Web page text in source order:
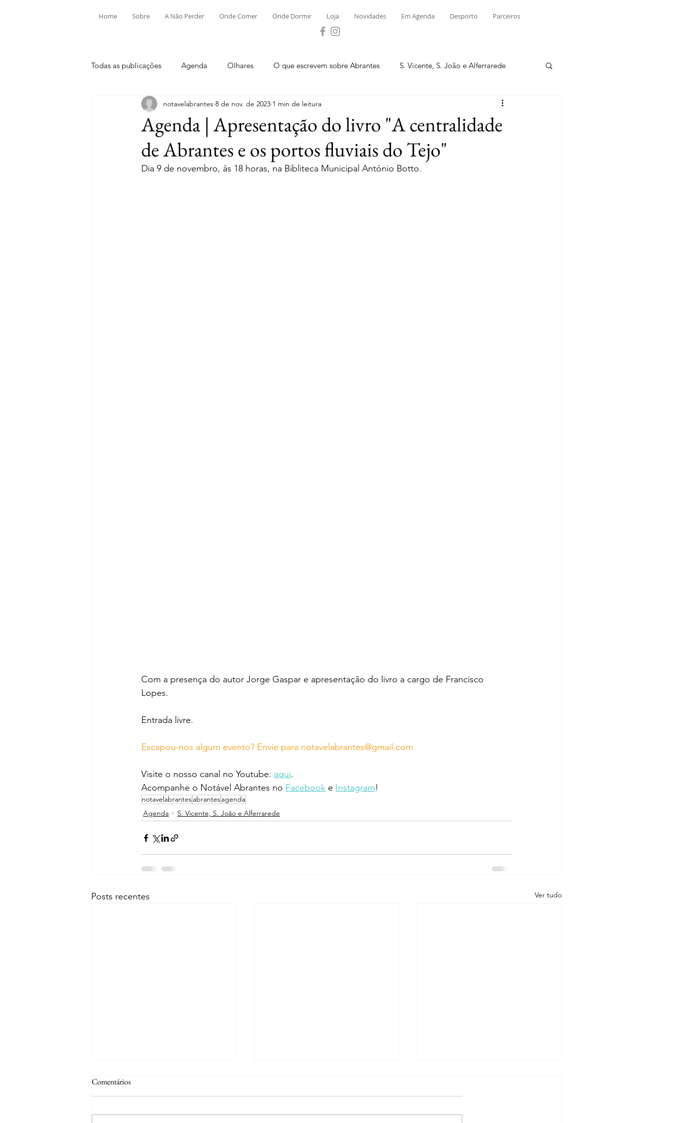
Home Sobre A Não Perder Onde Comer Onde Dormir Loja Novidades Em Agenda Desporto Parceiros
Todas as publicações Agenda Olhares O que escrevem sobre Abrantes S. Vicente, S. João e Alferrarede
Aldeia do Mato e Souto Alvega e Concavada Bemposta
Pego Rio de Moinhos S. Facundo e Vale das Mós S.M. Rio Torto e Rossio S. do Tejo
Agenda | Apresentação do livro "A centralidade
de Abrantes e os portos fluviais do Tejo"
notavelabrantes 8 de nov. de 2023 1 min de leitura
Dia 9 de novembro, às 18 horas, na Bibliteca Municipal António Botto.
Com a presença do autor Jorge Gaspar e apresentação do livro a cargo de Francisco
Lopes.
Entrada livre.
Escapou-nos algum evento? Envie para notavelabrantes@gmail.com
Visite o nosso canal no Youtube: aqui.
Acompanhe o Notável Abrantes no Facebook e Instagram!
notavelabrantesabrantesagenda
Agenda
S. Vicente, S. João e Alferrarede
Posts recentes Ver tudo
Comentários